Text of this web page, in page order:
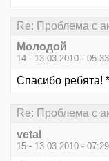
Re: Проблема с
Молодой
14 - 13.03.2010 - 05:33
Спасибо ребята!
Re: Проблема с
vetal
15 - 13.03.2010 - 07:29